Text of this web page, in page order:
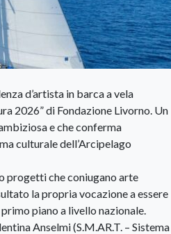
d’artista in barca a vela
2026” di Fondazione Livorno. Un
e che conferma
culturale dell’Arcipelago
progetti che coniugano arte
la propria vocazione a essere
piano a livello nazionale.
Anselmi (S.M.AR.T. – Sistema